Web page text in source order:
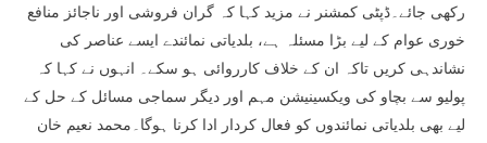
رکھی جائے۔ڈپٹی کمشنر نے مزید کہا کہ گران فروشی اور ناجائز منافع
خوری عوام کے لیے بڑا مسئلہ ہے، بلدیاتی نمائندے ایسے عناصر کی
نشاندہی کریں تاکہ ان کے خلاف کارروائی ہو سکے۔ انہوں نے کہا کہ
پولیو سے بچاو کی ویکسینیشن مہم اور دیگر سماجی مسائل کے حل کے
لیے بھی بلدیاتی نمائندوں کو فعال کردار ادا کرنا ہوگا۔محمد نعیم خان